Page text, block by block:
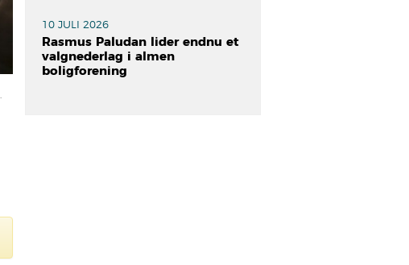
10 JULI 2026
Rasmus Paludan lider endnu et
valgnederlag i almen
boligforening